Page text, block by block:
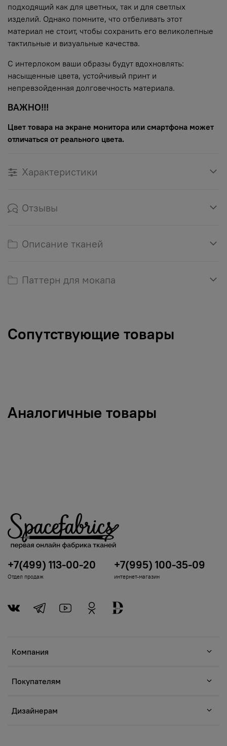
подходящий как для цветных, так и для светлых
изделий. Однако помните, что отбеливать этот
материал не стоит, чтобы сохранить его великолепные
тактильные и визуальные качества.
С интерлоком ваши образы будут вдохновлять:
насыщенные цвета, устойчивый принт и
непревзойденная долговечность материала.
ВАЖНО!!!
Цвет товара на экране монитора или смартфона может
отличаться от реального цвета.
Характеристики
Отзывы
Описание тканей
Паттерн для мокапа
Сопутствующие товары
Аналогичные товары
Компания
Покупателям
Дизайнерам
+7(499) 113-00-20
Отдел продаж
+7(995) 100-35-09
интернет-магазин